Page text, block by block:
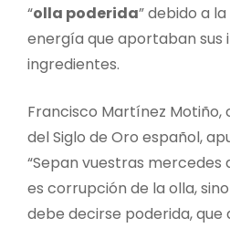
“olla poderida” debido a
energía que aportaban sus
ingredientes.
Francisco Martínez
del Siglo de Oro español,
“Sepan vuestras mercedes
es corrupción de la olla,
debe decirse poderida, que